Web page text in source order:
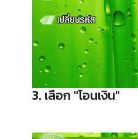
3. เลือก "โอนเงิน"